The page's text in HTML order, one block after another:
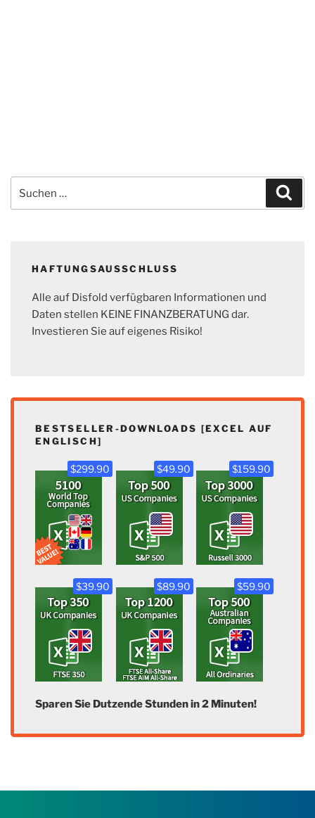
nach:
HAFTUNGSAUSSCHLUSS
Alle auf Disfold verfügbaren Informationen und
Daten stellen KEINE FINANZBERATUNG dar.
Investieren Sie auf eigenes Risiko!
BESTSELLER-DOWNLOADS [EXCEL AUF
ENGLISCH]
$299.90 $49.90 $159.90
$39.90 $89.90 $59.90
Sparen Sie Dutzende Stunden in 2 Minuten!